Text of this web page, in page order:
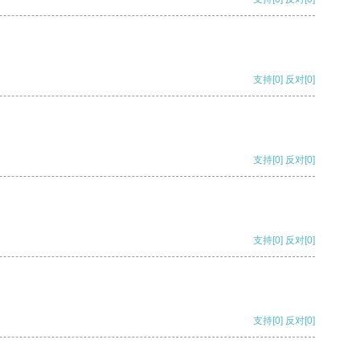
支持[0] 反对[0]
支持[0] 反对[0]
支持[0] 反对[0]
支持[0] 反对[0]